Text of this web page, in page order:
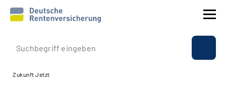
Prävention
Zukunft Jetzt